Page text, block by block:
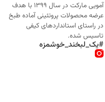
آمویی مارکت در سال 1399 با هدف
عرضه محصولات پروتئینی آماده طبخ
در راستای استانداردهای کیفی
تاسیس شده.
#یک_لبخند_خوشمزه